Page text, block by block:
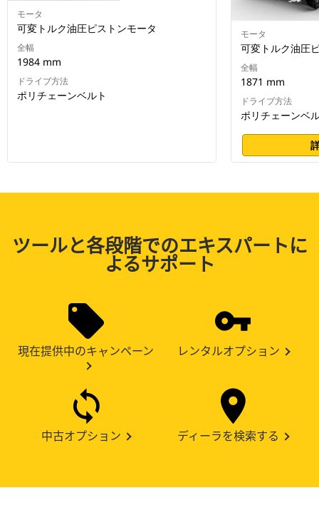
モータ
可変トルク油圧ピストンモータ
全幅
1984 mm
ドライブ方法
ポリチェーンベルト
モータ
可変トルク油圧
全幅
1871 mm
ドライブ方法
ポリチェーンベ
ツールと各段階でのエキスパートに
よるサポート
現在提供中のキャンペーン レンタルオプション
中古オプション ディーラを検索する